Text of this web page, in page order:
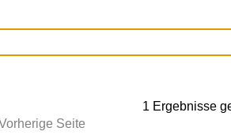
1 Ergebnisse
Seite